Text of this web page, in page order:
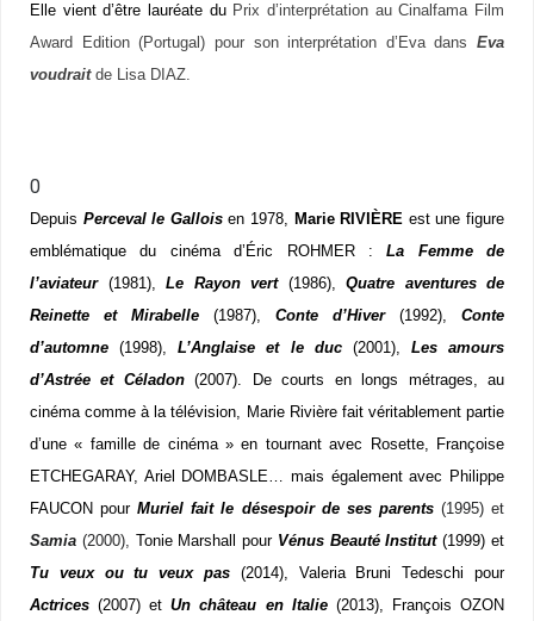
Elle vient d’être lauréate du Prix d’interprétation au Cinalfama Film
Award Edition (Portugal) pour son interprétation d’Eva dans Eva
voudraitde Lisa DIAZ.
0
Depuis Perceval le Galloisen 1978, Marie RIVIÈRE est une figure
emblématique du cinéma d’Éric ROHMER :La Femme de
l’aviateur(1981), Le Rayon vert(1986), Quatre aventures de
Reinette et Mirabelle (1987), Conte d’Hiver(1992), Conte
d’automne (1998),L’Anglaise et le duc(2001), Les amours
d’Astrée et Céladon(2007). De courts en longs métrages, au
cinéma comme à la télévision, Marie Rivièrefait véritablement partie
d’une « famille de cinéma » en tournant avec Rosette, Françoise
ETCHEGARAY, Ariel DOMBASLE… mais également avec Philippe
FAUCON pourMuriel fait le désespoir de ses parents(1995) et
Samia (2000), Tonie Marshall pour Vénus Beauté Institut(1999) et
Tu veux ou tu veux pas (2014), Valeria Bruni Tedeschi pour
Actrices (2007) etUn château en Italie(2013), François OZON